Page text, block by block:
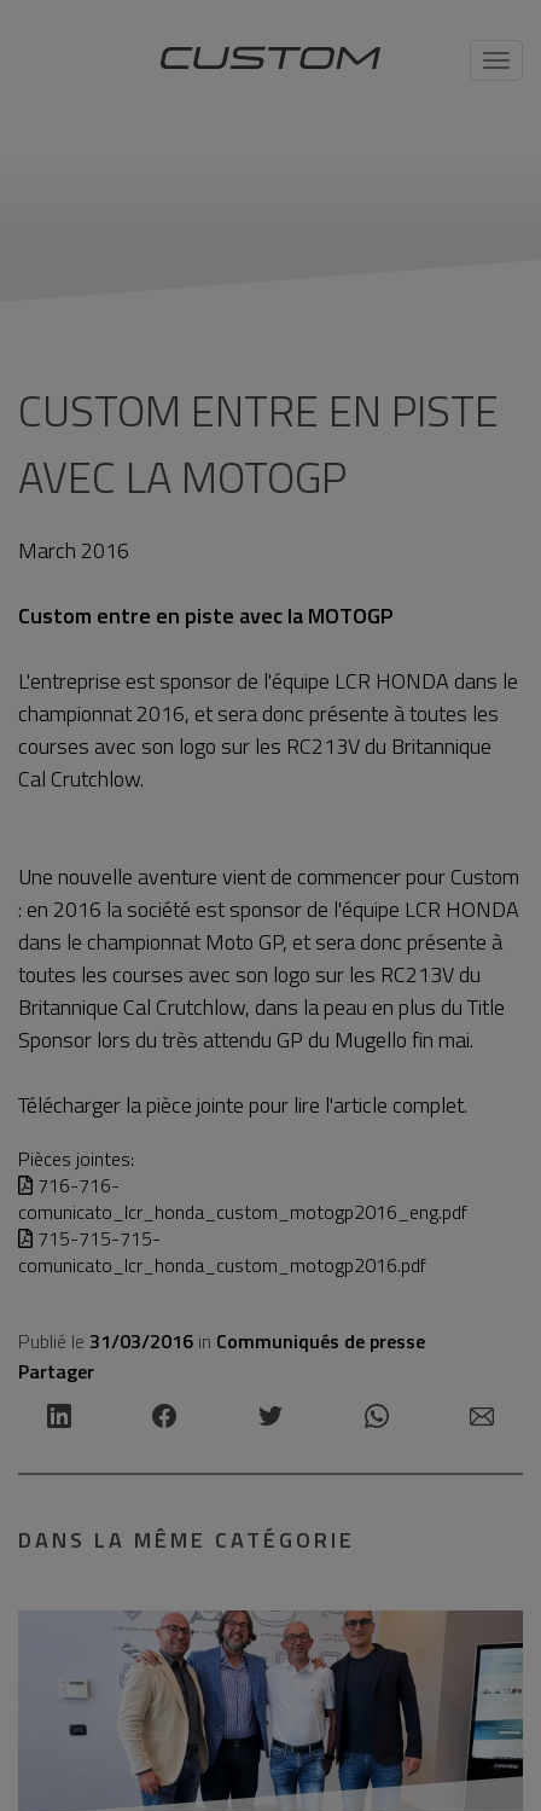
CUSTOM ENTRE EN PISTE
AVEC LA MOTOGP
March 2016
Custom entre en piste avec la MOTOGP
L'entreprise est sponsor de l'équipe LCR HONDA dans le
championnat 2016, et sera donc présente à toutes les
courses avec son logo sur les RC213V du Britannique
Cal Crutchlow.
Une nouvelle aventure vient de commencer pour Custom
: en 2016 la société est sponsor de l'équipe LCR HONDA
dans le championnat Moto GP, et sera donc présente à
toutes les courses avec son logo sur les RC213V du
Britannique Cal Crutchlow, dans la peau en plus du Title
Sponsor lors du très attendu GP du Mugello fin mai.
Télécharger la pièce jointe pour lire l'article complet.
Pièces jointes:
716-716-
comunicato_lcr_honda_custom_motogp2016_eng.pdf
715-715-715-
comunicato_lcr_honda_custom_motogp2016.pdf
Publié le 31/03/2016 in Communiqués de presse
Partager
DANS LA MÊME CATÉGORIE